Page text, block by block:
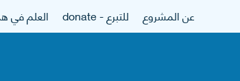
عن المشروع للتبرع - donate العلم في